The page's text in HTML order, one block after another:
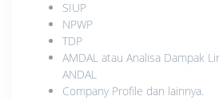
SIUP
NPWP
TDP
AMDAL atau Analisa Dampak
ANDAL
Company Profile dan lainnya.